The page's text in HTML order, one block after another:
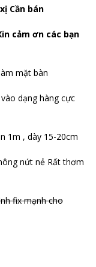
Cần bán
cảm ơn các bạn
mặt bàn
dạng hàng cực
1m , dày 15-20cm
nứt nẻ Rất thơm
fix mạnh cho